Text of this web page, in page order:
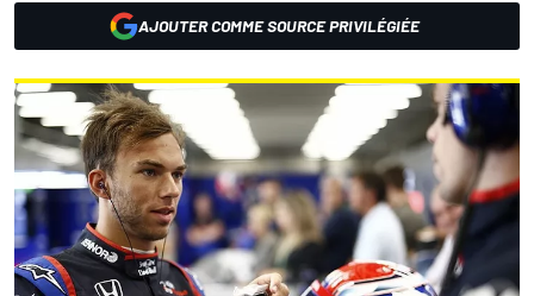
AJOUTER COMME SOURCE PRIVILÉGIÉE